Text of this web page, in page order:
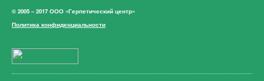
© 2005 – 2017 ООО «Герпетический центр»
Политика конфиденциальности